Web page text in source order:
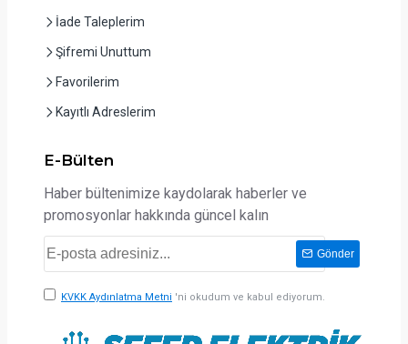
İade Taleplerim
Şifremi Unuttum
Favorilerim
Kayıtlı Adreslerim
E-Bülten
Haber bültenimize kaydolarak haberler ve
promosyonlar hakkında güncel kalın
Gönder
KVKK Aydınlatma Metni 'ni okudum ve kabul ediyorum.